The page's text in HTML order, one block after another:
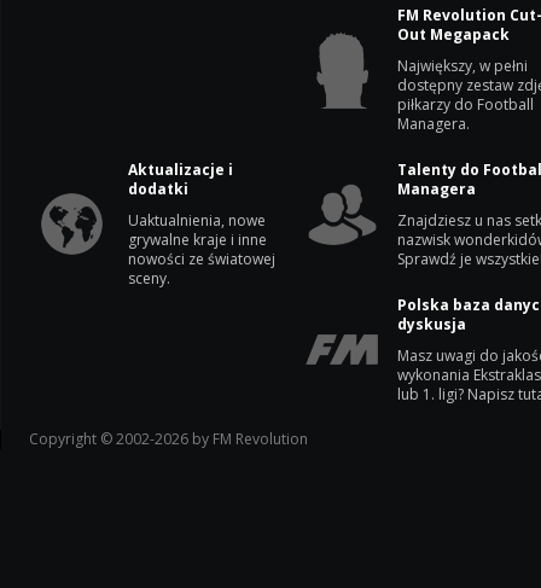
FM Revolution
Out Megapack
Największy, w pełni
dostępny zestaw
piłkarzy do Football
Managera.
Aktualizacje i
dodatki
Uaktualnienia, nowe
grywalne kraje i inne
nowości ze światowej
sceny.
Talenty do
Managera
Znajdziesz u nas
nazwisk
Sprawdź je
Polska baza
dyskusja
Masz uwagi do
wykonania
lub 1. ligi? Napisz
Copyright © 2002-2026 by FM Revolution